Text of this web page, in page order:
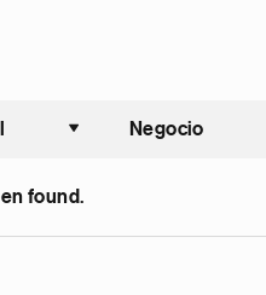
Ordenar
Negocio
found.